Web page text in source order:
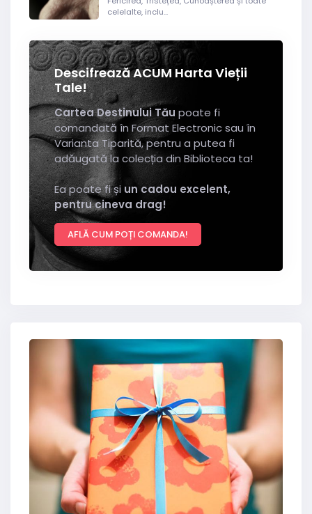
celelalte, inclu...
Descifrează ACUM Harta Vieții
Tale!
Cartea Destinului Tău poate fi
comandată în Format Electronic sau în
Varianta Tiparită, pentru a putea fi
adăugată la colecția din Biblioteca ta!
Ea poate fi și un cadou excelent,
pentru cineva drag!
AFLĂ CUM POȚI COMANDA!